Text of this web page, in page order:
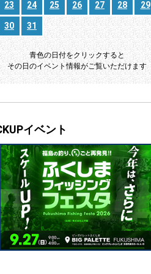
23 24 25 26 27 28 29
30 31
青色の日付をクリックすると
その日のイベント情報がご覧いただけます
イベント